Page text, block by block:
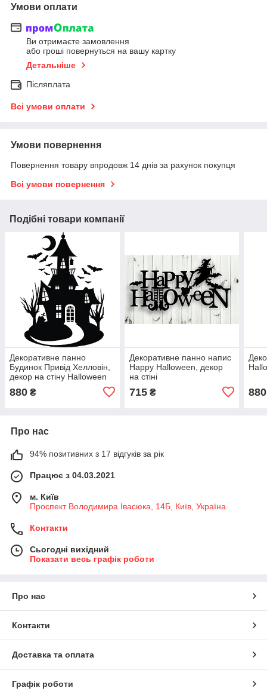
Умови оплати
Ви отримаєте замовлення
або гроші повернуться на вашу картку
Детальніше
Післяплата
Всі умови оплати
Умови повернення
Повернення товару впродовж 14 днів за рахунок покупця
Всі умови повернення
Подібні товари компанії
Декоративне панно
Будинок Привід Хелловін,
декор на стіну Halloween
880 ₴
Декоративне панно напис
Happy Halloween, декор
на стіні
715₴ 880
Про нас
94% позитивних з 17 відгуків за рік
Працює з 04.03.2021
м. Київ
Проспект Володимира Івасюка, 14Б, Київ, Україна
Контакти
Сьогодні вихідний
Показати весь графік роботи
Про нас
Контакти
Доставка та оплата
Графік роботи